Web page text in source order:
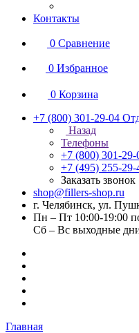
Контакты
0 Сравнение
0 Избранное
0 Корзина
+7 (800) 301-29-04
Назад
Телефоны
+7 (800) 301-29-
+7 (495) 255-29-
Заказать звонок
shop@fillers-shop.ru
г. Челябинск, ул.
Пн – Пт 10:00-19:00
Сб – Вс выходные
Главная